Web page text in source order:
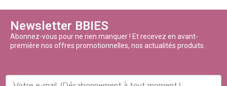
Newsletter BBIES
Abonnez-vous pour ne rien manquer ! Et recevez en avant-
première nos offres promotionnelles, nos actualités produits.